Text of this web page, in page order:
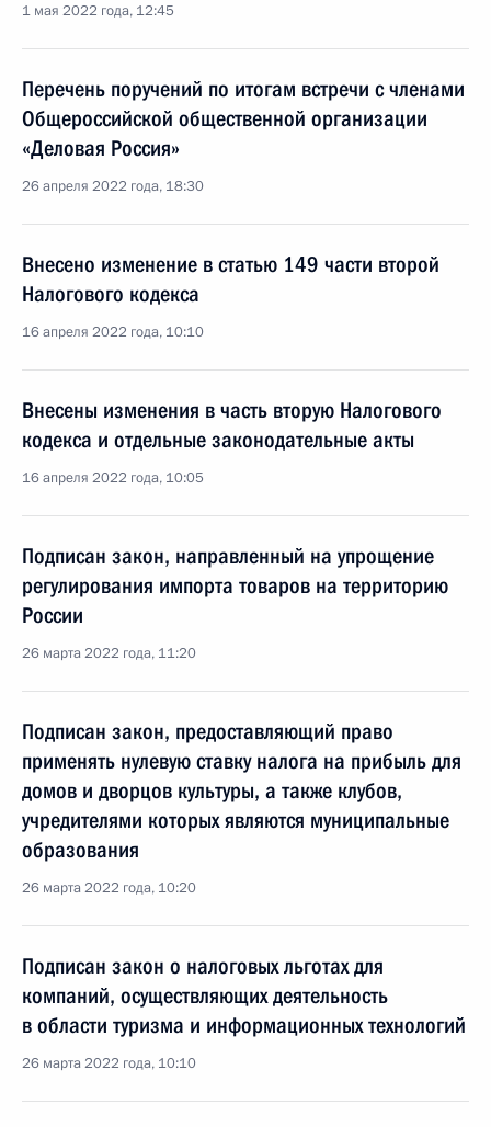
1 мая 2022 года, 12:45
Перечень поручений по итогам встречи с членами
Общероссийской общественной организации
«Деловая Россия»
26 апреля 2022 года, 18:30
Внесено изменение в статью 149 части второй
Налогового кодекса
16 апреля 2022 года, 10:10
Внесены изменения в часть вторую Налогового
кодекса и отдельные законодательные акты
16 апреля 2022 года, 10:05
Подписан закон, направленный на упрощение
регулирования импорта товаров на территорию
России
26 марта 2022 года, 11:20
Подписан закон, предоставляющий право
применять нулевую ставку налога на прибыль для
домов и дворцов культуры, а также клубов,
учредителями которых являются муниципальные
образования
26 марта 2022 года, 10:20
Подписан закон о налоговых льготах для
компаний, осуществляющих деятельность
в области туризма и информационных технологий
26 марта 2022 года, 10:10